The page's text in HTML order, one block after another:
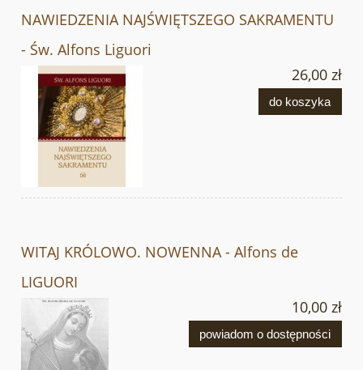
NAWIEDZENIA NAJŚWIĘTSZEGO SAKRAMENTU
- Św. Alfons Liguori
26,00 zł
do koszyka
WITAJ KRÓLOWO. NOWENNA - Alfons de
LIGUORI
10,00 zł
powiadom o dostępności